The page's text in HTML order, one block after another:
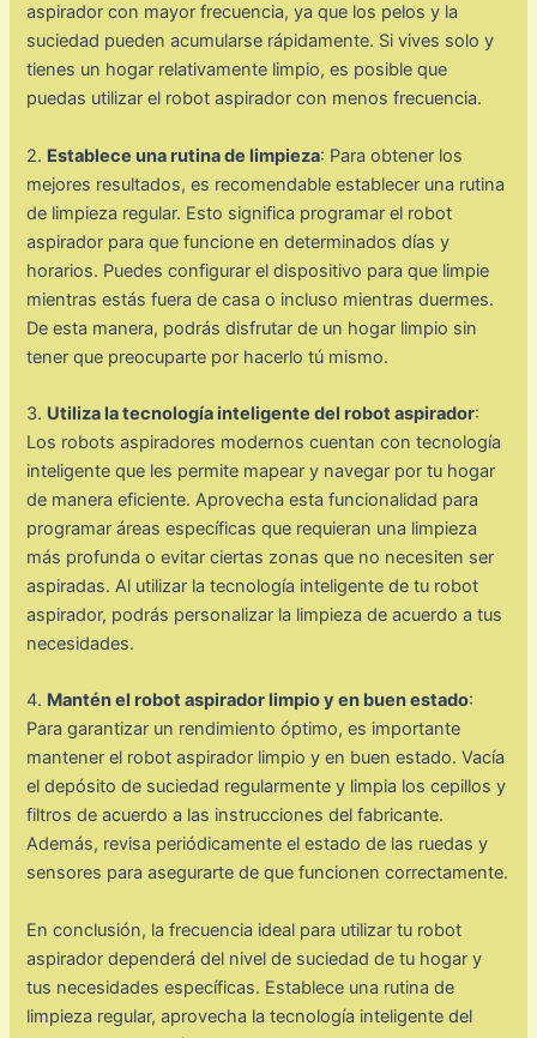
aspirador con mayor frecuencia, ya que los pelos y la
suciedad pueden acumularse rápidamente. Si vives solo y
tienes un hogar relativamente limpio, es posible que
puedas utilizar el robot aspirador con menos frecuencia.
2. Establece una rutina de limpieza: Para obtener los
mejores resultados, es recomendable establecer una rutina
de limpieza regular. Esto significa programar el robot
aspirador para que funcione en determinados días y
horarios. Puedes configurar el dispositivo para que limpie
mientras estás fuera de casa o incluso mientras duermes.
De esta manera, podrás disfrutar de un hogar limpio sin
tener que preocuparte por hacerlo tú mismo.
3. Utiliza la tecnología inteligente del robot aspirador:
Los robots aspiradores modernos cuentan con tecnología
inteligente que les permite mapear y navegar por tu hogar
de manera eficiente. Aprovecha esta funcionalidad para
programar áreas específicas que requieran una limpieza
más profunda o evitar ciertas zonas que no necesiten ser
aspiradas. Al utilizar la tecnología inteligente de tu robot
aspirador, podrás personalizar la limpieza de acuerdo a tus
necesidades.
4. Mantén el robot aspirador limpio y en buen estado:
Para garantizar un rendimiento óptimo, es importante
mantener el robot aspirador limpio y en buen estado. Vacía
el depósito de suciedad regularmente y limpia los cepillos y
filtros de acuerdo a las instrucciones del fabricante.
Además, revisa periódicamente el estado de las ruedas y
sensores para asegurarte de que funcionen correctamente.
En conclusión, la frecuencia ideal para utilizar tu robot
aspirador dependerá del nivel de suciedad de tu hogar y
tus necesidades específicas. Establece una rutina de
limpieza regular, aprovecha la tecnología inteligente del